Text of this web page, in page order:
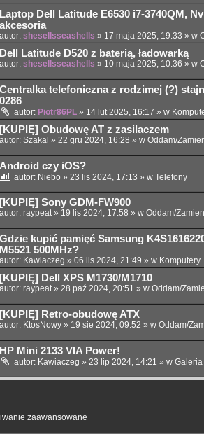
Laptop Dell Latitude E6530 i7-3740QM,
akcesoria
autor: shesellsseashells » 17 maja 2025, 19:33 » w
Dell Latitude D520 z baterią, ładowarką
autor: shesellsseashells » 10 maja 2025, 10:36 » w
Centralka telefoniczna z rodzimej (?)
0286
autor: Piotr86PL » 14 lut 2025, 16:17 » w
[KUPIĘ] Obudowę AT z zasilaczem
autor: Szakal » 22 gru 2024, 16:28 » w Oddam/
Android czy iOS?
autor: Niebo » 23 lis 2024, 17:13 » w Telefony
[KUPIĘ] Sony GDM-FW900
autor: raypeat» 19 lis 2024, 17:58 » w Oddam/
Gdzie kupić pamięć Samsung
M5521 500MHz?
autor: Kawiaczeg » 06 lis 2024, 21:49 » w Komputery
[KUPIĘ] Dell XPS M1730/M1710
autor: raypeat» 28 paź 2024, 20:51 » w Oddam/
[KUPIĘ] Retro-obudowę ATX
autor: KtosNowy » 19 sie 2024, 09:52 » w Oddam/
HP Mini 2133 VIA Power!
autor: Kawiaczeg » 23 lip 2024, 14:21 » w
zaawansowane